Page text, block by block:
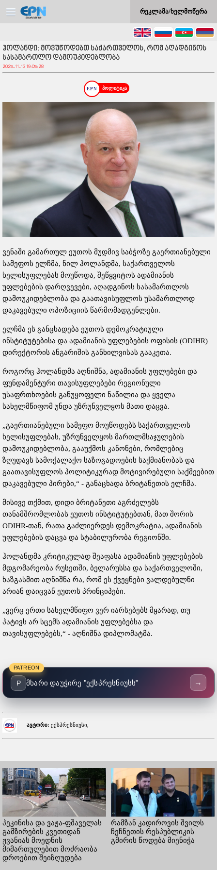
რეკლამა/ხელმოწერა
ჰოლანდი: მოვუწოდებთ საქართველოს, რომ აღადგინოს
სასამართლო დამოუკიდებლობა
2025-11-13 19:05:28
პოლიტიკა
ვენაში გამართულ ეუთოს მუდმივ საბჭოზე გაერთიანებული
სამეფოს ელჩმა, ნილ ჰოლანდმა, საქართველოს
ხელისუფლებას მოუწოდა, შეწყვიტოს ადამიანის
უფლებების დარღვევები, აღადგინოს სასამართლოს
დამოუკიდებლობა და გაათავისუფლოს უსამართლოდ
დაკავებული ოპოზიციის წარმომადგენლები.
ელჩმა ეს განცხადება ეუთოს დემოკრატიული
ინსტიტუტებისა და ადამიანის უფლებების ოფისის (ODIHR)
დირექტორის ანგარიშის განხილვისას გააკეთა.
როგორც ჰოლანდმა აღნიშნა, ადამიანის უფლებები და
ფუნდამენტური თავისუფლებები რეგიონული
უსაფრთხოების განუყოფელი ნაწილია და ყველა
სახელმწიფომ უნდა უზრუნველყოს მათი დაცვა.
„გაერთიანებული სამეფო მოუწოდებს საქართველოს
ხელისუფლებას, უზრუნველყოს მართლმსაჯულების
დამოუკიდებლობა, გააუქმოს კანონები, რომლებიც
ზღუდავს სამოქალაქო საზოგადოების საქმიანობას და
გაათავისუფლოს პოლიტიკურად მოტივირებული საქმეებით
დაკავებული პირები,“ - განაცხადა ბრიტანეთის ელჩმა.
მისივე თქმით, დიდი ბრიტანეთი აგრძელებს
თანამშრომლობას ეუთოს ინსტიტუტებთან, მათ შორის
ODIHR-თან, რათა გაძლიერდეს დემოკრატია, ადამიანის
უფლებების დაცვა და სტაბილურობა რეგიონში.
ჰოლანდმა კრიტიკულად შეაფასა ადამიანის უფლებების
მდგომარეობა რუსეთში, ბელარუსსა და საქართველოში,
ხაზგასმით აღნიშნა რა, რომ ეს ქვეყნები ვალდებულნი
არიან დაიცვან ეუთოს პრინციპები.
„ვერც ერთი სახელმწიფო ვერ იარსებებს მყარად, თუ
პატივს არ სცემს ადამიანის უფლებებსა და
თავისუფლებებს,“ - აღნიშნა დიპლომატმა.
PATREON
P მხარი დაუჭირე "ექსპრესნიუსს" →
ავტორი: ექსპრესნიუსი,
პეკინისა და ვაჟა-ფშაველას
გამზირების კვეთიდან
ჟვანიას მოედნის
მიმართულებით მოძრაობა
დროებით შეიზღუდება
რამზან კადიროვის შვილს
ჩეჩნეთის რესპუბლიკის
გმირის წოდება მიენიჭა